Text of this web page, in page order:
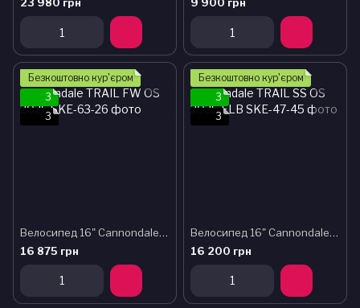
23 980 грн
9 900 грн
Безкоштовно кур'єром
3
3
Велосипед 16" Cannondale TRAIL FW OS 2025
16 875 грн
Безкоштовно кур'єром
3
3
Велосипед 16" Cannondale TRAIL SS OS 2025 ELB
16 200 грн